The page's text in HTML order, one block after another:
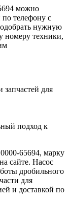
можно
телефону с
нужную
номеру техники,
для
подход к
65694, марку
сайте. Насос
дробильного
для
и доставкой по